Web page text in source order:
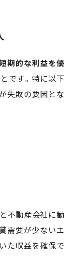
期的な利益を優
です。特に以下
失敗の要因とな
不動産会社に勧
需要が少ないエ
た収益を確保で